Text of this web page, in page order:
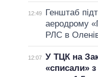
12:49
Генштаб
аеродрому
РЛС в
12:07 У ТЦК на
«списали» з